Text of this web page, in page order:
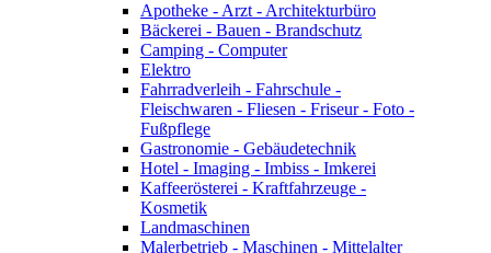
Apotheke - Arzt - Architekturbüro
Bäckerei - Bauen - Brandschutz
Camping - Computer
Elektro
Fahrradverleih - Fahrschule -
Fleischwaren - Fliesen - Friseur - Foto -
Fußpflege
Gastronomie - Gebäudetechnik
Hotel - Imaging - Imbiss - Imkerei
Kaffeerösterei - Kraftfahrzeuge -
Kosmetik
Landmaschinen
Malerbetrieb - Maschinen - Mittelalter